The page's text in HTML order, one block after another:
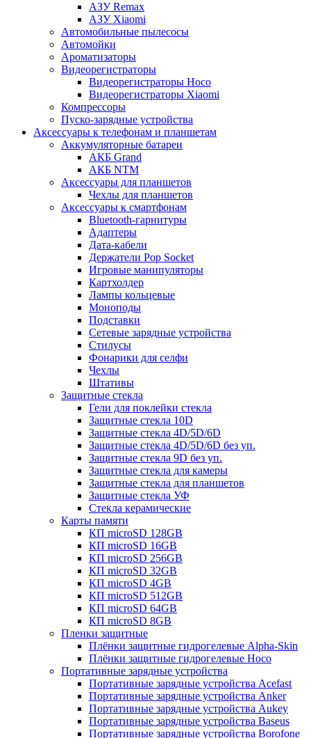
АЗУ Remax
АЗУ Xiaomi
Автомобильные пылесосы
Автомойки
Ароматизаторы
Видеорегистраторы
Видеорегистраторы Hoco
Видеорегистраторы Xiaomi
Компрессоры
Пуско-зарядные устройства
Аксессуары к телефонам и планшетам
Аккумуляторные батареи
АКБ Grand
АКБ NTM
Аксессуары для планшетов
Чехлы для планшетов
Аксессуары к смартфонам
Bluetooth-гарнитуры
Адаптеры
Дата-кабели
Держатели Pop Socket
Игровые манипуляторы
Картхолдер
Лампы кольцевые
Моноподы
Подставки
Сетевые зарядные устройства
Стилусы
Фонарики для селфи
Чехлы
Штативы
Защитные стекла
Гели для поклейки стекла
Защитные стекла 10D
Защитные стекла 4D/5D/6D
Защитные стекла 4D/5D/6D без уп.
Защитные стекла 9D без уп.
Защитные стекла для камеры
Защитные стекла для планшетов
Защитные стекла УФ
Стекла керамические
Карты памяти
КП microSD 128GB
КП microSD 16GB
КП microSD 256GB
КП microSD 32GB
КП microSD 4GB
КП microSD 512GB
КП microSD 64GB
КП microSD 8GB
Пленки защитные
Плёнки защитные гидрогелевые Alpha-Skin
Плёнки защитные гидрогелевые Hoco
Портативные зарядные устройства
Портативные зарядные устройства Acefast
Портативные зарядные устройства Anker
Портативные зарядные устройства Aukey
Портативные зарядные устройства Baseus
Портативные зарядные устройства Borofone